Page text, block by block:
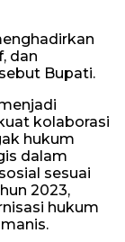
dan
Bupati.
kolaborasi
hukum
dalam
sesuai
2023,
hukum